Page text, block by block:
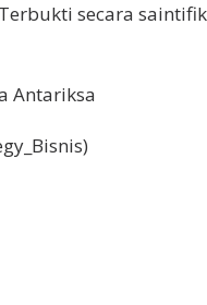
secara
Antariksa